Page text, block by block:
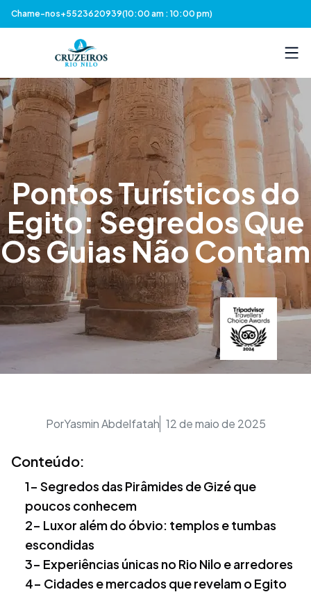
Chame-nos+5523620939(10:00 am : 10:00 pm)
Pontos Turísticos do
Egito: Segredos Que
Os Guias Não Contam
PorYasmin Abdelfatah 12 de maio de 2025
Conteúdo:
1- Segredos das Pirâmides de Gizé que
poucos conhecem
2- Luxor além do óbvio: templos e tumbas
escondidas
3- Experiências únicas no Rio Nilo e arredores
4- Cidades e mercados que revelam o Egito